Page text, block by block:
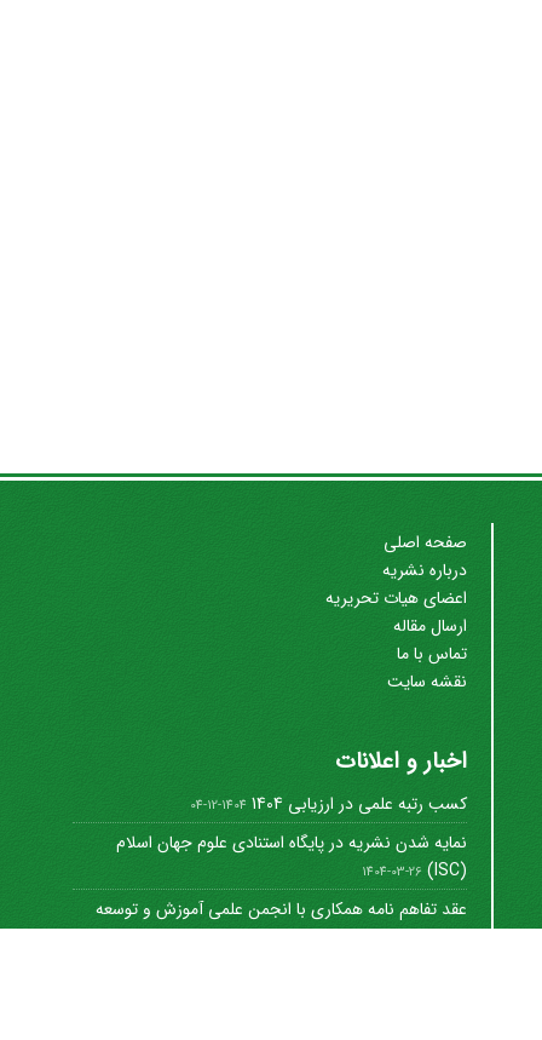
صفحه اصلی
درباره نشریه
اعضای هیات تحریریه
ارسال مقاله
تماس با ما
نقشه سایت
اخبار و اعلانات
کسب رتبه علمی در ارزیابی 1404 1404-12-04
نمایه شدن نشریه در پایگاه استنادی علوم جهان اسلام
(ISC)
1404-03-26
عقد تفاهم نامه همکاری با انجمن علمی آموزش و توسعه
منابع ...